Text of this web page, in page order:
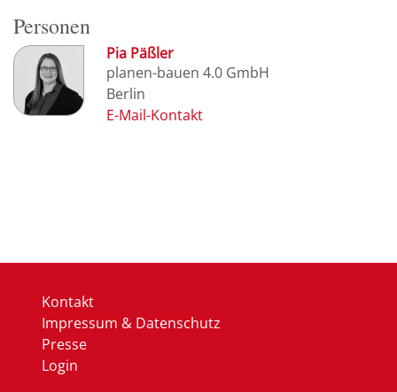
Personen
Pia Päßler
planen-bauen 4.0 GmbH
Berlin
Kontakt
Impressum & Datenschutz
Presse
Login